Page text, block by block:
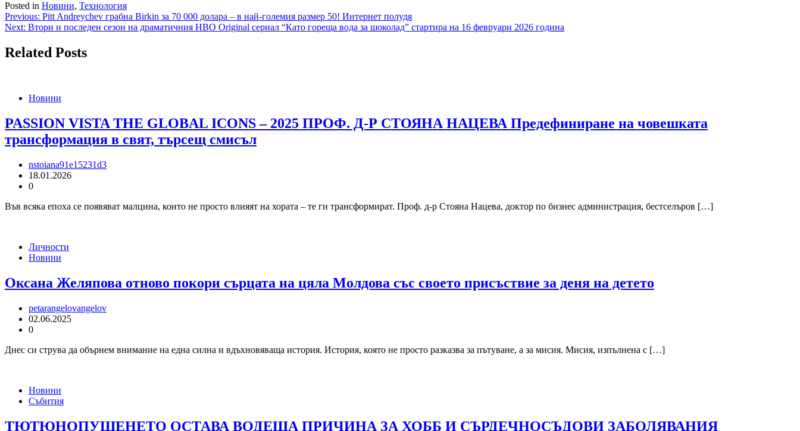
Posted in Новини, Технология
Навигация
Previous: Pitt Andreychev грабна Birkin за 70 000 долара – в най-големия размер 50! Интернет полудя
Next: Втори и последен сезон на драматичния HBO Original сериал “Като гореща вода за шоколад” стартира на 16 февруари 2026 година
Related Posts
Новини
PASSION VISTA THE GLOBAL ICONS – 2025 ПРОФ. Д-Р СТОЯНА НАЦЕВА Предефиниране на човешката
трансформация в свят, търсещ смисъл
nstoiana91e15231d3
18.01.2026
0
Във всяка епоха се появяват малцина, които не просто влияят на хората – те ги трансформират. Проф. д-р Стояна Нацева, доктор по бизнес администрация, бестселъров […]
Личности
Новини
Оксана Желяпова отново покори сърцата на цяла Молдова със своето присъствие за деня на детето
petarangelovangelov
02.06.2025
0
Днес си струва да обърнем внимание на една силна и вдъхновяваща история. История, която не просто разказва за пътуване, а за мисия. Мисия, изпълнена с […]
Новини
Събития
ТЮТЮНОПУШЕНЕТО ОСТАВА ВОДЕЩА ПРИЧИНА ЗА ХОББ И СЪРДЕЧНОСЪДОВИ ЗАБОЛЯВАНИЯ